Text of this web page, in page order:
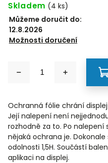
Skladem (4 ks)
Můžeme doručit do:
12.8.2026
Možnosti doručení
Ochranná fólie chrání
Její nalepení není
rozhodně za to. Po nalepení
nějaká ochrana je.
odolnosti 1,5H. Součástí
aplikaci na displej.